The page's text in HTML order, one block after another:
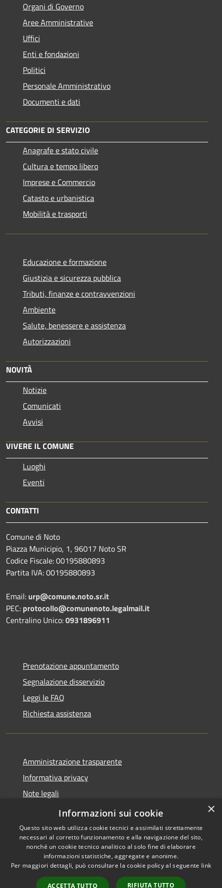
Organi di Governo
Aree Amministrative
Uffici
Enti e fondazioni
Politici
Personale Amministrativo
Documenti e dati
CATEGORIE DI SERVIZIO
Anagrafe e stato civile
Cultura e tempo libero
Imprese e Commercio
Catasto e urbanistica
Mobilità e trasporti
Educazione e formazione
Giustizia e sicurezza pubblica
Tributi, finanze e contravvenzioni
Ambiente
Salute, benessere e assistenza
Autorizzazioni
NOVITÀ
Notizie
Comunicati
Avvisi
VIVERE IL COMUNE
Luoghi
Eventi
CONTATTI
Comune di Noto
Piazza Municipio, 1, 96017 Noto SR
Codice Fiscale: 00195880893
Partita IVA: 00195880893
Email: urp@comune.noto.sr.it
PEC: protocollo@comunenoto.legalmail.it
Centralino Unico:0931896911
Prenotazione appuntamento
Segnalazione disservizio
Leggi le FAQ
Richiesta assistenza
Amministrazione trasparente
Informativa privacy
Note legali
Dichiarazione di accessibilità
Accessibilità
Copyright © 2026 • Città di
Noto • Powered by
Municipium• Accesso
×
Informazioni sui cookie
Questo sito web utilizza cookie tecnici e assimilati strettamente
necessari al corretto funzionamento e alla navigazione del sito,
nonché un cookie tecnico analitico al solo fine di elaborare
informazioni statistiche, aggregate e anonime.
Per maggiori dettagli, può consultare la cookie policy al seguente link
ACCETTA TUTTO RIFIUTA TUTTO